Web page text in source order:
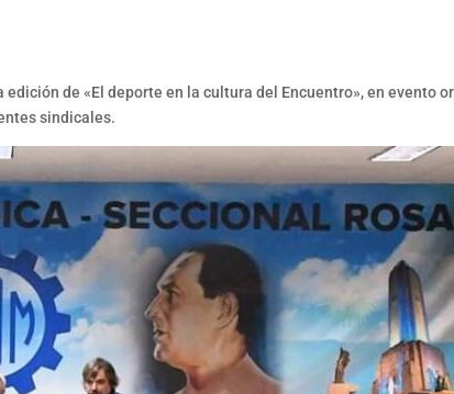
de «El deporte en la cultura del Encuentro», en evento
sindicales.